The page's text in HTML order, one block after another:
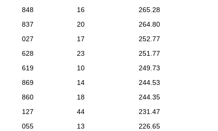
848
16
265.28
837
20
264.80
027
17
252.77
628
23
251.77
619
10
249.73
869
14
244.53
860
18
244.35
127
44
231.47
055
13
226.65